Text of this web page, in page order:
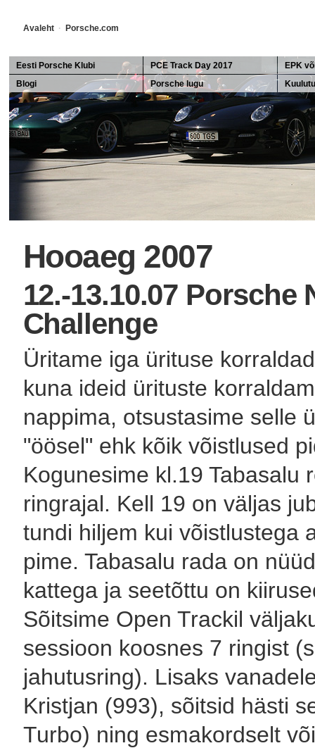
Avaleht · Porsche.com
Eesti Porsche Klubi PCE Track Day 2017
EPK
EPK
Blogi
Porsche lugu
Porsche ajalugu
911 ajalugu
Ferdinandid
Hooaeg 2007
12.-13.10.07 Porsche
Challenge
Üritame iga ürituse
kuna ideid ürituste
nappima, otsustasime selle
"öösel" ehk kõik võistlused
Kogunesime kl.19 Tabasalu
ringrajal. Kell 19 on väljas
tundi hiljem kui võistlustega
pime. Tabasalu rada on
kattega ja seetõttu on
Sõitsime Open Trackil
sessioon koosnes 7 ringist
jahutusring). Lisaks
Kristjan (993), sõitsid hästi
Turbo) ning esmakordselt